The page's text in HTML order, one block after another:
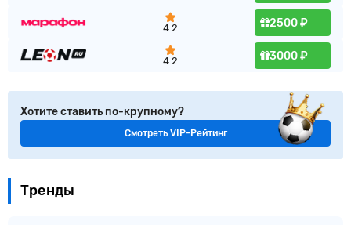
4.2 2500 ₽
4.2 3000 ₽
Хотите ставить по-крупному?
Смотреть VIP-Рейтинг
Тренды